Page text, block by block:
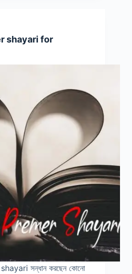
shayari for
সন্ধান করছেন কোনো